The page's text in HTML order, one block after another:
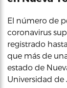
El número de
coronavirus
registrado
que más de
estado de
Universidad de